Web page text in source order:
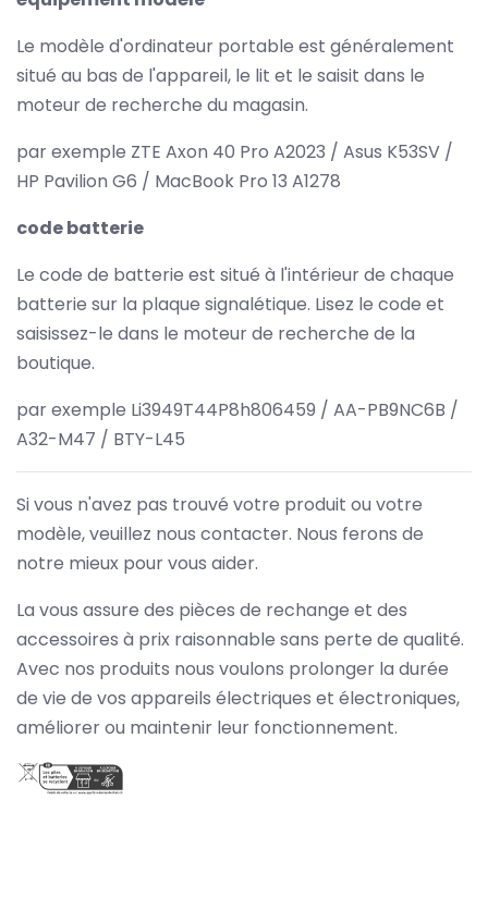
Le modèle d'ordinateur portable est généralement
situé au bas de l'appareil, le lit et le saisit dans le
moteur de recherche du magasin.
par exemple ZTE Axon 40 Pro A2023 / Asus K53SV /
HP Pavilion G6 / MacBook Pro 13 A1278
code batterie
Le code de batterie est situé à l'intérieur de chaque
batterie sur la plaque signalétique. Lisez le code et
saisissez-le dans le moteur de recherche de la
boutique.
par exemple Li3949T44P8h806459 / AA-PB9NC6B /
A32-M47 / BTY-L45
Si vous n'avez pas trouvé votre produit ou votre
modèle, veuillez nous contacter. Nous ferons de
notre mieux pour vous aider.
La vous assure des pièces de rechange et des
accessoires à prix raisonnable sans perte de qualité.
Avec nos produits nous voulons prolonger la durée
de vie de vos appareils électriques et électroniques,
améliorer ou maintenir leur fonctionnement.